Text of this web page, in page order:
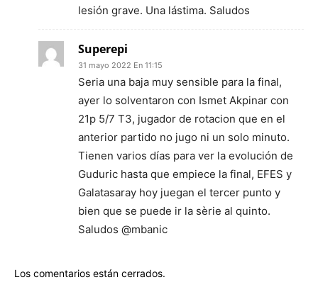
lesión grave. Una lástima. Saludos
Superepi
31 mayo 2022 En 11:15
Seria una baja muy sensible para la final,
ayer lo solventaron con Ismet Akpinar con
21p 5/7 T3, jugador de rotacion que en el
anterior partido no jugo ni un solo minuto.
Tienen varios días para ver la evolución de
Guduric hasta que empiece la final, EFES y
Galatasaray hoy juegan el tercer punto y
bien que se puede ir la sèrie al quinto.
Saludos @mbanic
Los comentarios están cerrados.